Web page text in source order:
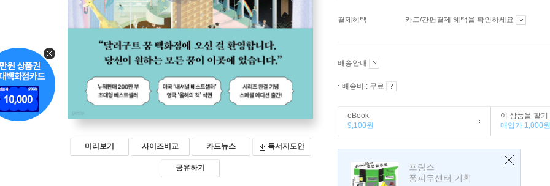
미리보기 사이즈비교 카드뉴스 독서지도안
공유하기
결제혜택 카드/간편결제 혜택을 확인하세요
배송안내
배송비 : 무료
eBook
9,100원
이 상품을 팔기
매입가 1,000원
프랑스
퐁피두센터 기획